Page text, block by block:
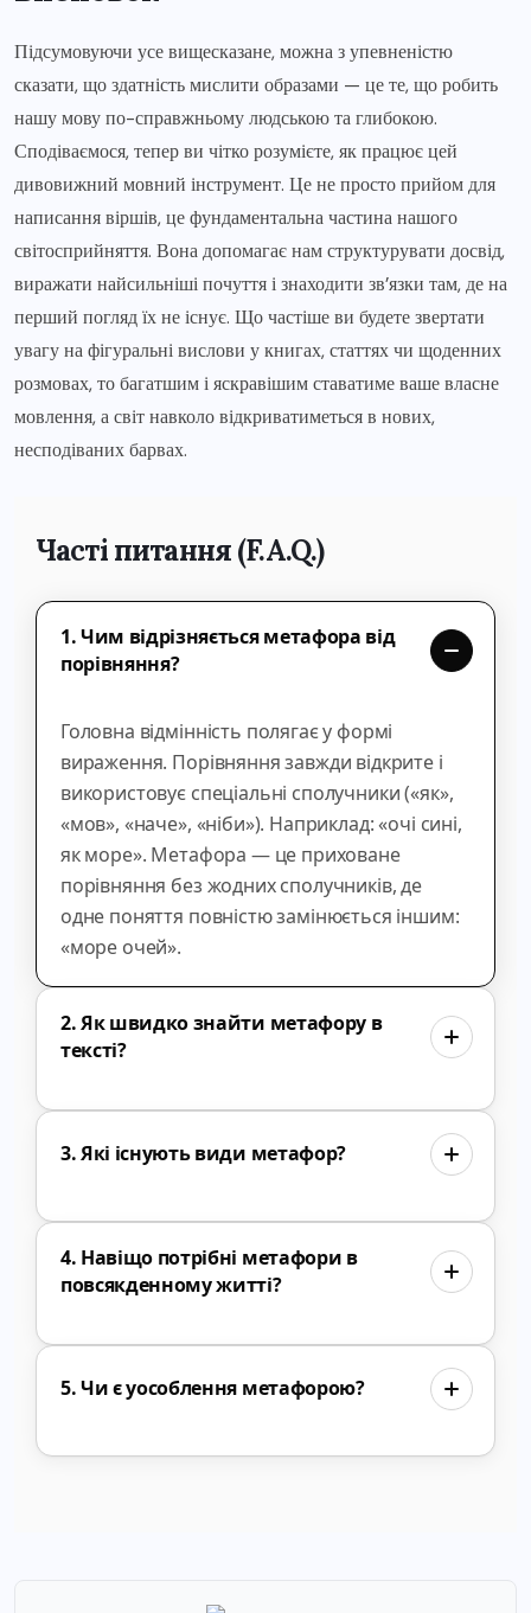
Підсумовуючи усе вищесказане, можна з упевненістю
сказати, що здатність мислити образами — це те, що робить
нашу мову по-справжньому людською та глибокою.
Сподіваємося, тепер ви чітко розумієте, як працює цей
дивовижний мовний інструмент. Це не просто прийом для
написання віршів, це фундаментальна частина нашого
світосприйняття. Вона допомагає нам структурувати досвід,
виражати найсильніші почуття і знаходити зв’язки там, де на
перший погляд їх не існує. Що частіше ви будете звертати
увагу на фігуральні вислови у книгах, статтях чи щоденних
розмовах, то багатшим і яскравішим ставатиме ваше власне
мовлення, а світ навколо відкриватиметься в нових,
несподіваних барвах.
Часті питання (F.A.Q.)
1. Чим відрізняється метафора від
порівняння?
Головна відмінність полягає у формі
вираження. Порівняння завжди відкрите і
використовує спеціальні сполучники («як»,
«мов», «наче», «ніби»). Наприклад: «очі сині,
як море». Метафора — це приховане
порівняння без жодних сполучників, де
одне поняття повністю замінюється іншим:
«море очей».
2. Як швидко знайти метафору в
тексті?
3. Які існують види метафор?
4. Навіщо потрібні метафори в
повсякденному житті?
5. Чи є уособлення метафорою?